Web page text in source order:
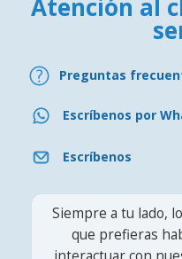
Atención al
Preguntas
Escríbenos por
Escríbenos
Siempre a tu lado,
que prefieras